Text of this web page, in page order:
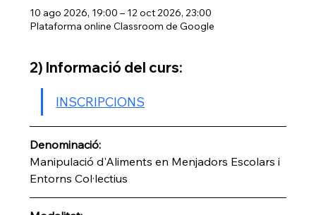
10 ago 2026, 19:00 – 12 oct 2026, 23:00
Plataforma online Classroom de Google
2) Informació del curs:
INSCRIPCIONS
Denominació:
Manipulació d'Aliments en Menjadors Escolars i
Entorns Col·lectius